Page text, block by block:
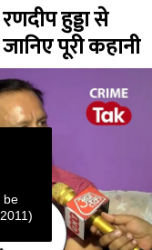
हुड्डा से
पूरी कहानी
be